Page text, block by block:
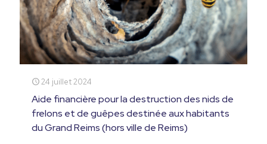
24 juillet 2024
Aide financière pour la destruction des nids de
frelons et de guêpes destinée aux habitants
du Grand Reims (hors ville de Reims)